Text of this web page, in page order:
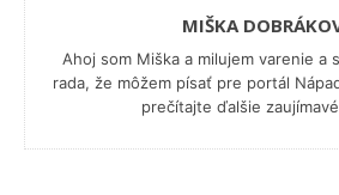
MIŠKA
Ahoj som Miška a milujem varenie a
rada, že môžem písať pre portál
prečítajte ďalšie